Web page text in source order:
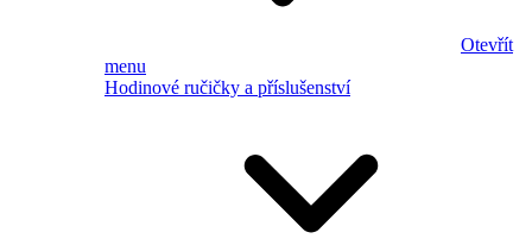
Otevřít
menu
Hodinové ručičky a příslušenství